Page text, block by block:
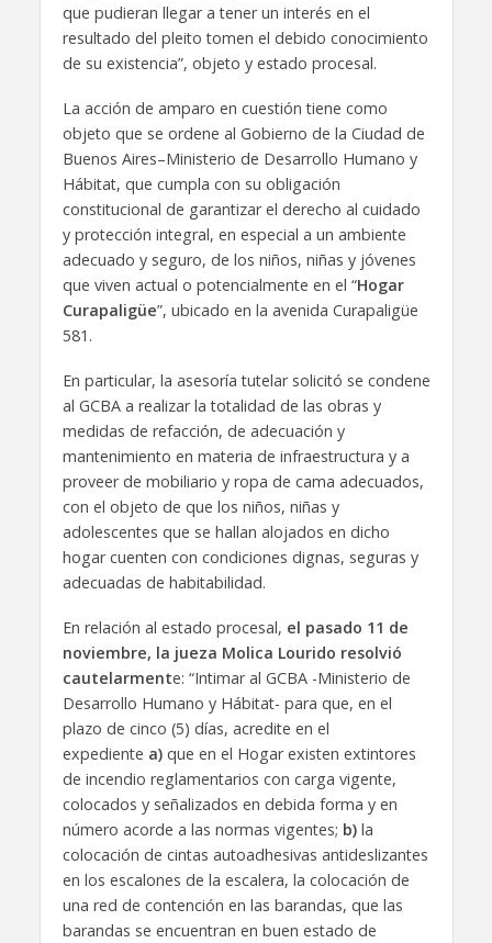
que pudieran llegar a tener un interés en el
resultado del pleito tomen el debido conocimiento
de su existencia”, objeto y estado procesal.
La acción de amparo en cuestión tiene como
objeto que se ordene al Gobierno de la Ciudad de
Buenos Aires–Ministerio de Desarrollo Humano y
Hábitat, que cumpla con su obligación
constitucional de garantizar el derecho al cuidado
y protección integral, en especial a un ambiente
adecuado y seguro, de los niños, niñas y jóvenes
que viven actual o potencialmente en el “Hogar
Curapaligüe”, ubicado en la avenida Curapaligüe
581.
En particular, la asesoría tutelar solicitó se condene
al GCBA a realizar la totalidad de las obras y
medidas de refacción, de adecuación y
mantenimiento en materia de infraestructura y a
proveer de mobiliario y ropa de cama adecuados,
con el objeto de que los niños, niñas y
adolescentes que se hallan alojados en dicho
hogar cuenten con condiciones dignas, seguras y
adecuadas de habitabilidad.
En relación al estado procesal, el pasado 11 de
noviembre, la jueza Molica Lourido resolvió
cautelarmente: “Intimar al GCBA -Ministerio de
Desarrollo Humano y Hábitat- para que, en el
plazo de cinco (5) días, acredite en el
expediente a)que en el Hogar existen extintores
de incendio reglamentarios con carga vigente,
colocados y señalizados en debida forma y en
número acorde a las normas vigentes; b)la
colocación de cintas autoadhesivas antideslizantes
en los escalones de la escalera, la colocación de
una red de contención en las barandas, que las
barandas se encuentran en buen estado de